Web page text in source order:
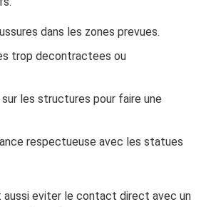
dans les zones prevues.
trop decontractees ou
sur les structures pour faire une
respectueuse avec les statues
aussi eviter le contact direct avec un